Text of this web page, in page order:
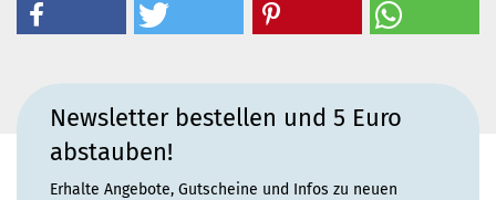
Newsletter bestellen und 5 Euro
abstauben!
Erhalte Angebote, Gutscheine und Infos zu neuen